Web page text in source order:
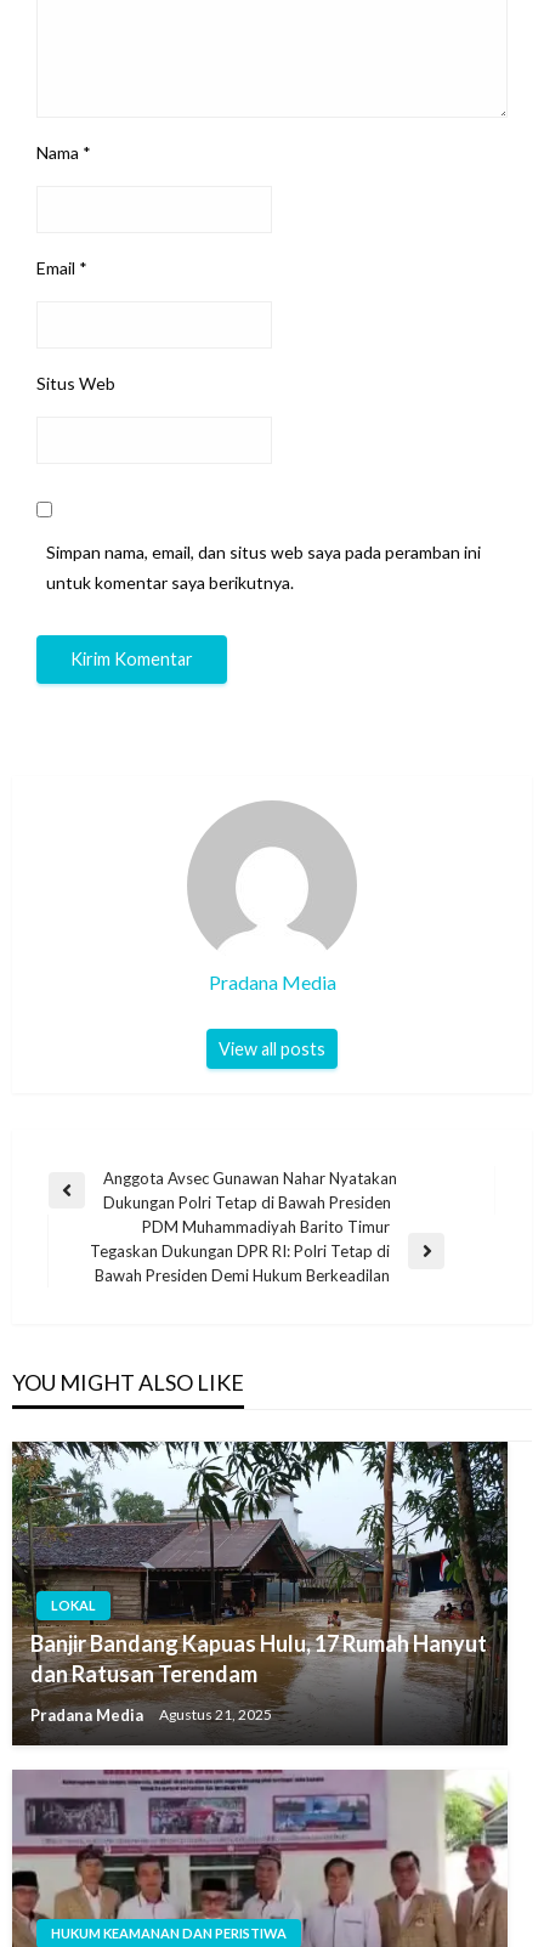
Nama *
Email *
Situs Web
Simpan nama, email, dan situs web saya pada peramban ini
untuk komentar saya berikutnya.
Pradana Media
View all posts
Anggota Avsec Gunawan Nahar Nyatakan
Dukungan Polri Tetap di Bawah Presiden
PDM Muhammadiyah Barito Timur
Tegaskan Dukungan DPR RI: Polri Tetap di
Bawah Presiden Demi Hukum Berkeadilan
YOU MIGHT ALSO LIKE
LOKAL
Banjir Bandang Kapuas Hulu, 17 Rumah Hanyut
dan Ratusan Terendam
Pradana Media Agustus 21, 2025
HUKUM KEAMANAN DAN PERISTIWA